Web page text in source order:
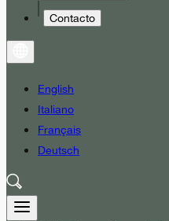
Contacto
English
Italiano
Français
Deutsch